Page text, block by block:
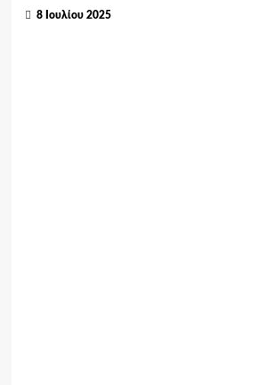
8 Ιουλίου 2025